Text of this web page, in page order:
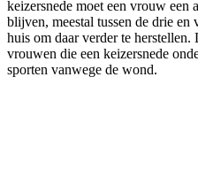
keizersnede moet een vrouw een
blijven, meestal tussen de drie en
huis om daar verder te herstellen.
vrouwen die een keizersnede
sporten vanwege de wond.